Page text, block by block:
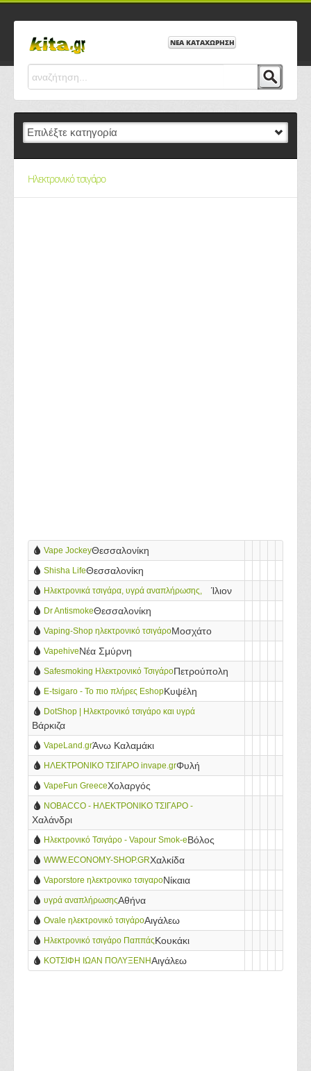
ΝΕΑ ΚΑΤΑΧΩΡΗΣΗ
Ηλεκτρονικό τσιγάρο
Vape JockeyΘεσσαλονίκη
Shisha LifeΘεσσαλονίκη
Hλεκτρονικά τσιγάρα, υγρά αναπλήρωσης,
Steam Train
Ίλιον
Dr AntismokeΘεσσαλονίκη
Vaping-Shop ηλεκτρονικό τσιγάροΜοσχάτο
VapehiveΝέα Σμύρνη
Safesmoking Ηλεκτρονικό ΤσιγάροΠετρούπολη
E-tsigaro - Το πιο πλήρες EshopΚυψέλη
DotShop | Ηλεκτρονικό τσιγάρο και υγρά
αναπλήρωσης σε χαμηλές τιμές
Βάρκιζα
VapeLand.grΆνω Καλαμάκι
ΗΛΕΚΤΡΟΝΙΚΟ ΤΣΙΓΑΡΟ invape.grΦυλή
VapeFun GreeceΧολαργός
ΝΟBACCO - HΛΕΚΤΡΟΝΙΚΟ ΤΣΙΓΑΡΟ -
ΡΑΛΛΗ ΕΥΓΕΝΙΑ - ΧΑΛΑΝΔΡΙ
Χαλάνδρι
Ηλεκτρονικό Τσιγάρο - Vapour Smok-eΒόλος
WWW.ECONOMY-SHOP.GRΧαλκίδα
Vaporstore ηλεκτρονικο τσιγαροΝίκαια
υγρά αναπλήρωσηςΑθήνα
Ovale ηλεκτρονικό τσιγάροΑιγάλεω
Ηλεκτρονικό τσιγάρο ΠαππάςΚουκάκι
ΚΟΤΣΙΦΗ ΙΩΑΝ ΠΟΛΥΞΕΝΗΑιγάλεω